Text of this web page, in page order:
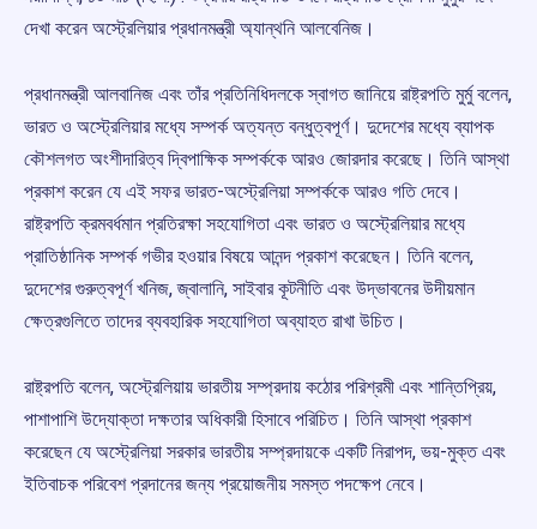
দেখা করেন অস্ট্রেলিয়ার প্রধানমন্ত্রী অ্যান্থনি আলবেনিজ।
প্রধানমন্ত্রী আলবানিজ এবং তাঁর প্রতিনিধিদলকে স্বাগত জানিয়ে রাষ্ট্রপতি মুর্মু বলেন,
ভারত ও অস্ট্রেলিয়ার মধ্যে সম্পর্ক অত্যন্ত বন্ধুত্বপূর্ণ। দুদেশের মধ্যে ব্যাপক
কৌশলগত অংশীদারিত্ব দ্বিপাক্ষিক সম্পর্ককে আরও জোরদার করেছে। তিনি আস্থা
প্রকাশ করেন যে এই সফর ভারত-অস্ট্রেলিয়া সম্পর্ককে আরও গতি দেবে।
রাষ্ট্রপতি ক্রমবর্ধমান প্রতিরক্ষা সহযোগিতা এবং ভারত ও অস্ট্রেলিয়ার মধ্যে
প্রাতিষ্ঠানিক সম্পর্ক গভীর হওয়ার বিষয়ে আনন্দ প্রকাশ করেছেন। তিনি বলেন,
দুদেশের গুরুত্বপূর্ণ খনিজ, জ্বালানি, সাইবার কূটনীতি এবং উদ্ভাবনের উদীয়মান
ক্ষেত্রগুলিতে তাদের ব্যবহারিক সহযোগিতা অব্যাহত রাখা উচিত।
রাষ্ট্রপতি বলেন, অস্ট্রেলিয়ায় ভারতীয় সম্প্রদায় কঠোর পরিশ্রমী এবং শান্তিপ্রিয়,
পাশাপাশি উদ্যোক্তা দক্ষতার অধিকারী হিসাবে পরিচিত। তিনি আস্থা প্রকাশ
করেছেন যে অস্ট্রেলিয়া সরকার ভারতীয় সম্প্রদায়কে একটি নিরাপদ, ভয়-মুক্ত এবং
ইতিবাচক পরিবেশ প্রদানের জন্য প্রয়োজনীয় সমস্ত পদক্ষেপ নেবে।